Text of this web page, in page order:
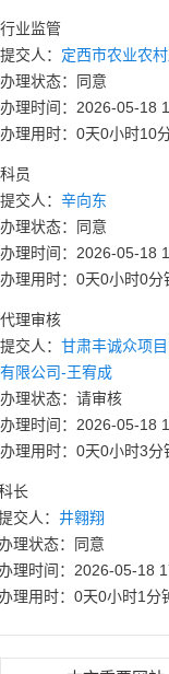
行业监管
提交人： 定西市农业农
办理状态：同意
办理时间：2026-05-18
办理用时：0天0小时10
科员
提交人： 辛向东
办理状态：同意
办理时间：2026-05-18
办理用时：0天0小时0分
代理审核
提交人： 甘肃丰诚众项
有限公司-王宥成
办理状态：请审核
办理时间：2026-05-18
办理用时：0天0小时3分
长
交人： 井翱翔
理状态：同意
理时间：2026-05-18
理用时：0天0小时1分